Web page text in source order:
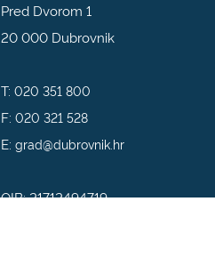
Pred Dvorom 1
20 000 Dubrovnik
T:020 351 800
F:020 321 528
E:grad@dubrovnik.hr
OIB: 21712494719